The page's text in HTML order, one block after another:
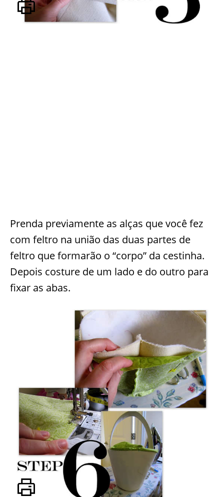
Prenda previamente as alças que você fez
com feltro na união das duas partes de
feltro que formarão o “corpo” da cestinha.
Depois costure de um lado e do outro para
fixar as abas.